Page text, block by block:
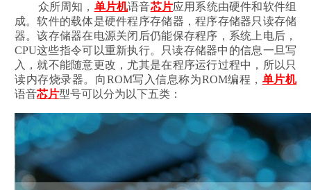
众所周知， 单片机语音芯片应用系统由硬件和软件组
成。软件的载体是硬件程序存储器，程序存储器只读存储
器。该存储器在电源关闭后仍能保存程序，系统上电后，
CPU这些指令可以重新执行。只读存储器中的信息一旦写
入，就不能随意更改，尤其是在程序运行过程中，所以只
读内存烧录器。向ROM写入信息称为ROM编程， 单片机
语音芯片型号可以分为以下五类：